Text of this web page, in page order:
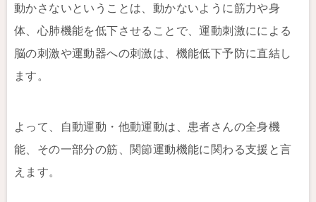
動かさないということは、動かないように筋力や身
体、心肺機能を低下させることで、運動刺激にによる
脳の刺激や運動器への刺激は、機能低下予防に直結し
ます。
よって、自動運動・他動運動は、患者さんの全身機
能、その一部分の筋、関節運動機能に関わる支援と言
えます。